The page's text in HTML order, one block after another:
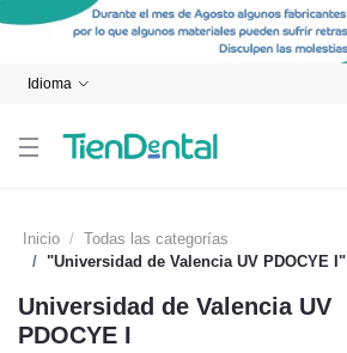
Idioma
Inicio
Todas las categorías
"Universidad de Valencia UV PDOCYE I"
Universidad de Valencia UV
PDOCYE I